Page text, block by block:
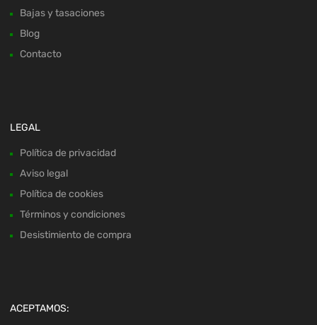
Bajas y tasaciones
Blog
Contacto
LEGAL
Política de privacidad
Aviso legal
Política de cookies
Términos y condiciones
Desistimiento de compra
ACEPTAMOS: